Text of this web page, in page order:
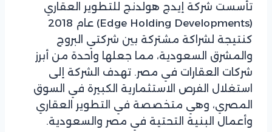
تأسست شركة إيدج هولدنج للتطوير العقاري
(Edge Holding Developments) عام 2018
كنتيجة لشراكة مشتركة بين شركتي البروج
والمشرق السعودية، مما جعلها واحدة من أبرز
شركات العقارات في مصر. تهدف الشركة إلى
استغلال الفرص الاستثمارية الكبيرة في السوق
المصري، وهي متخصصة في التطوير العقاري
وأعمال البنية التحتية في مصر والسعودية.